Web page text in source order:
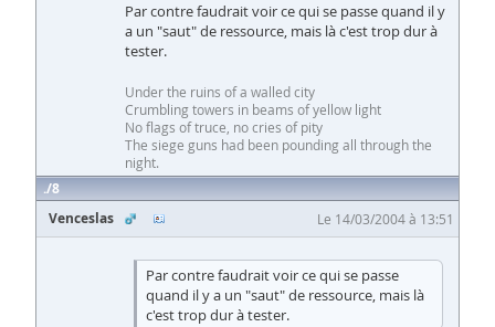
Par contre faudrait voir ce qui se passe quand il y
a un "saut" de ressource, mais là c'est trop dur à
tester.
Under the ruins of a walled city
Crumbling towers in beams of yellow light
No flags of truce, no cries of pity
The siege guns had been pounding all through the
night.
8
Venceslas
Le 14/03/2004 à 13:51
Par contre faudrait voir ce qui se passe
quand il y a un "saut" de ressource, mais là
c'est trop dur à tester.